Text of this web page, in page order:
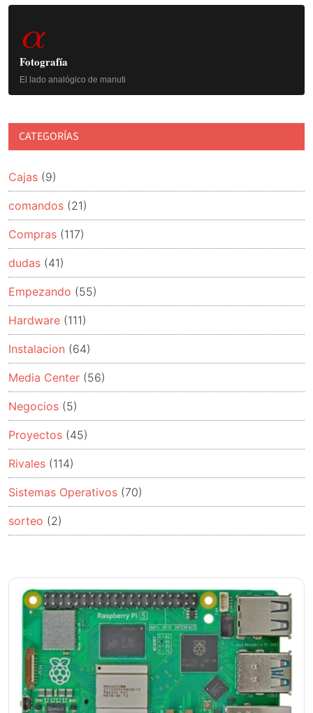
Barra
lateral
principal
α
Fotografía
El lado analógico de manuti
CATEGORÍAS
Cajas (9)
comandos (21)
Compras (117)
dudas (41)
Empezando (55)
Hardware (111)
Instalacion (64)
Media Center (56)
Negocios (5)
Proyectos (45)
Rivales (114)
Sistemas Operativos (70)
sorteo (2)